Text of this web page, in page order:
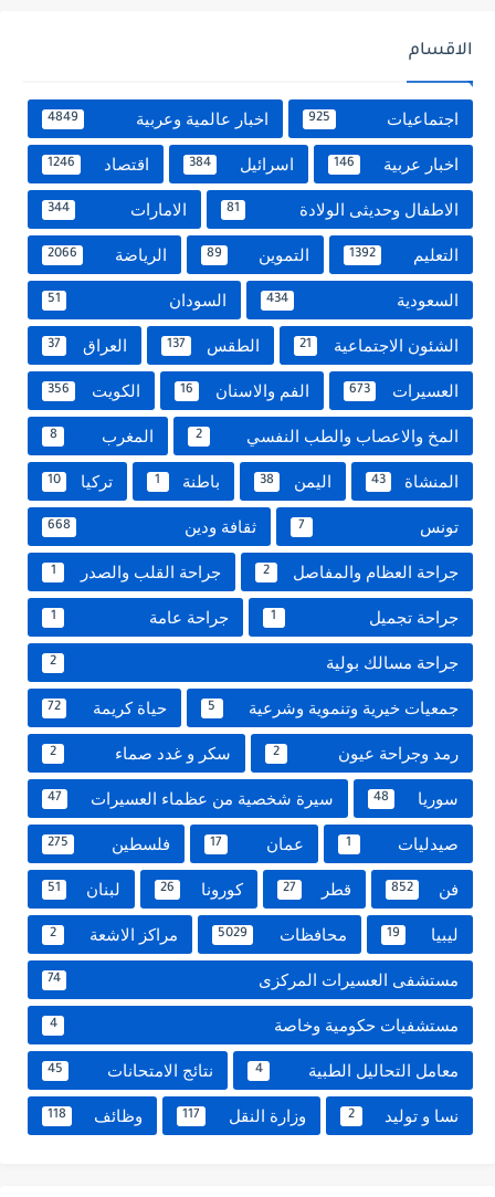
الاقسام
اجتماعيات 925 اخبار عالمية وعربية 4849
اخبار عربية 146 اسرائيل 384 اقتصاد 1246
الاطفال وحديثى الولادة 81 الامارات 344
التعليم 1392 التموين 89 الرياضة 2066
السعودية 434 السودان 51
الشئون الاجتماعية 21 الطقس 137 العراق 37
العسيرات 673 الفم والاسنان 16 الكويت 356
المخ والاعصاب والطب النفسي 2 المغرب 8
المنشاة 43 اليمن 38 باطنة 1 تركيا 10
تونس 7 ثقافة ودين 668
جراحة العظام والمفاصل 2 جراحة القلب والصدر 1
جراحة تجميل 1 جراحة عامة 1
جراحة مسالك بولية 2
جمعيات خيرية وتنموية وشرعية 5 حياة كريمة 72
رمد وجراحة عيون 2 سكر و غدد صماء 2
سوريا 48 سيرة شخصية من عظماء العسيرات 47
صيدليات 1 عمان 17 فلسطين 275
فن 852 قطر 27 كورونا 26 لبنان 51
ليبيا 19 محافظات 5029 مراكز الاشعة 2
مستشفى العسيرات المركزى 74
مستشفيات حكومية وخاصة 4
معامل التحاليل الطبية 4 نتائج الامتحانات 45
نسا و توليد 2 وزارة النقل 117 وظائف 118